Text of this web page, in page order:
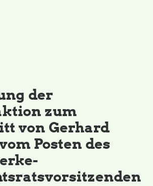
MdB
der
zum
von Gerhard
Posten des